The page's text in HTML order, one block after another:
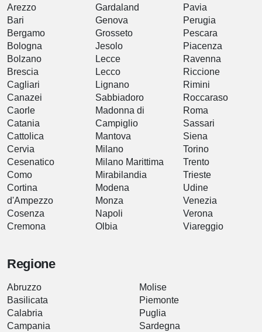
Arezzo
Bari
Bergamo
Bologna
Bolzano
Brescia
Cagliari
Canazei
Caorle
Catania
Cattolica
Cervia
Cesenatico
Como
Cortina
d'Ampezzo
Cosenza
Cremona
Gardaland
Genova
Grosseto
Jesolo
Lecce
Lecco
Lignano
Sabbiadoro
Madonna di
Campiglio
Mantova
Milano
Milano Marittima
Mirabilandia
Modena
Monza
Napoli
Olbia
Pavia
Perugia
Pescara
Piacenza
Ravenna
Riccione
Rimini
Roccaraso
Roma
Sassari
Siena
Torino
Trento
Trieste
Udine
Venezia
Verona
Viareggio
Regione
Abruzzo
Basilicata
Calabria
Campania
Molise
Piemonte
Puglia
Sardegna